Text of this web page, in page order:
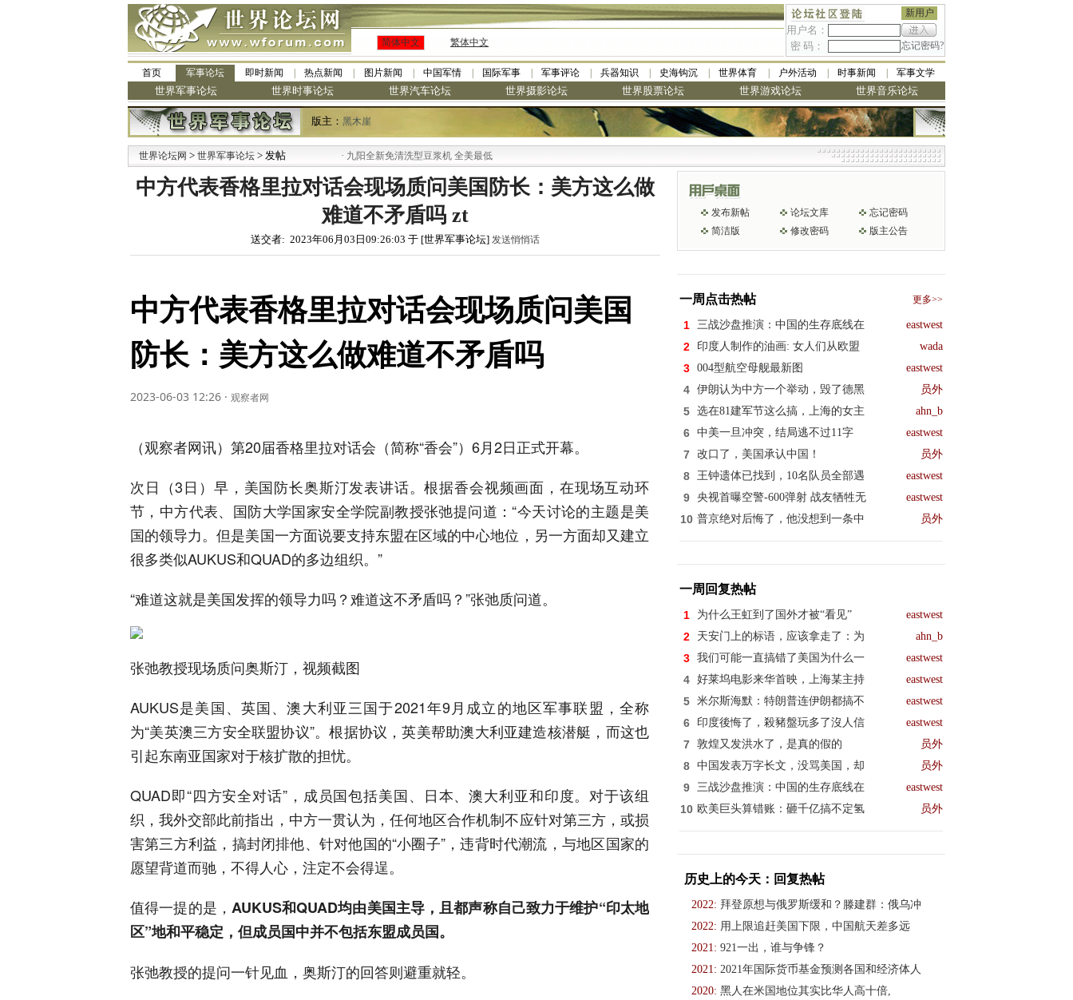
新用户
用户名：
密 码：
忘记密码?
简体中文 繁体中文
首页 军事论坛 即时新闻 热点新闻 图片新闻 中国军情 国际军事 军事评论 兵器知识 史海钩沉 世界体育 户外活动 时事新闻 军事文学
世界军事论坛 世界时事论坛 世界汽车论坛 世界摄影论坛 世界股票论坛 世界游戏论坛 世界音乐论坛
版主： 黑木崖
世界论坛网 > 世界军事论坛 > 发帖 九阳全新免清洗型豆浆机 全美最低
中方代表香格里拉对话会现场质问美国防长：美方这么做
难道不矛盾吗 zt
送交者: 2023年06月03日09:26:03 于 [世界军事论坛] 发送悄悄话
中方代表香格里拉对话会现场质问美国
防长：美方这么做难道不矛盾吗
2023-06-03 12:26 · 观察者网
（观察者网讯）第20届香格里拉对话会（简称“香会”）6月2日正式开幕。
次日（3日）早，美国防长奥斯汀发表讲话。根据香会视频画面，在现场互动环
节，中方代表、国防大学国家安全学院副教授张弛提问道：“今天讨论的主题是美
国的领导力。但是美国一方面说要支持东盟在区域的中心地位，另一方面却又建立
很多类似AUKUS和QUAD的多边组织。”
“难道这就是美国发挥的领导力吗？难道这不矛盾吗？”张弛质问道。
张弛教授现场质问奥斯汀，视频截图
AUKUS是美国、英国、澳大利亚三国于2021年9月成立的地区军事联盟，全称
为“美英澳三方安全联盟协议”。根据协议，英美帮助澳大利亚建造核潜艇，而这也
引起东南亚国家对于核扩散的担忧。
QUAD即“四方安全对话”，成员国包括美国、日本、澳大利亚和印度。对于该组
织，我外交部此前指出，中方一贯认为，任何地区合作机制不应针对第三方，或损
害第三方利益，搞封闭排他、针对他国的“小圈子”，违背时代潮流，与地区国家的
愿望背道而驰，不得人心，注定不会得逞。
值得一提的是， AUKUS和QUAD均由美国主导，且都声称自己致力于维护“印太地
区”地和平稳定，但成员国中并不包括东盟成员国。
张弛教授的提问一针见血，奥斯汀的回答则避重就轻。
发布新帖 论坛文库
忘记密码
简洁版
修改密码 版主公告
一周点击热帖 更多>>
1 三战沙盘推演：中国的生存底线在 eastwest
2 印度人制作的油画: 女人们从欧盟 wada
3 004型航空母舰最新图 eastwest
4 伊朗认为中方一个举动，毁了德黑 员外
5 选在81建军节这么搞，上海的女主 ahn_b
6 中美一旦冲突，结局逃不过11字 eastwest
7 改口了，美国承认中国！ 员外
8 王钟遗体已找到，10名队员全部遇 eastwest
9 央视首曝空警-600弹射 战友牺牲无 eastwest
10 普京绝对后悔了，他没想到一条中 员外
一周回复热帖
1 为什么王虹到了国外才被“看见” eastwest
2 天安门上的标语，应该拿走了：为 ahn_b
3 我们可能一直搞错了美国为什么一 eastwest
4 好莱坞电影来华首映，上海某主持 eastwest
5 米尔斯海默：特朗普连伊朗都搞不 eastwest
6 印度後悔了，殺豬盤玩多了沒人信 eastwest
7 敦煌又发洪水了，是真的假的 员外
8 中国发表万字长文，没骂美国，却 员外
9 三战沙盘推演：中国的生存底线在 eastwest
10 欧美巨头算错账：砸千亿搞不定氢 员外
历史上的今天：回复热帖
2022: 拜登原想与俄罗斯缓和？滕建群：俄乌冲
2022: 用上限追赶美国下限，中国航天差多远
2021: 921一出，谁与争锋？
2021: 2021年国际货币基金预测各国和经济体人
2020: 黑人在米国地位其实比华人高十倍,